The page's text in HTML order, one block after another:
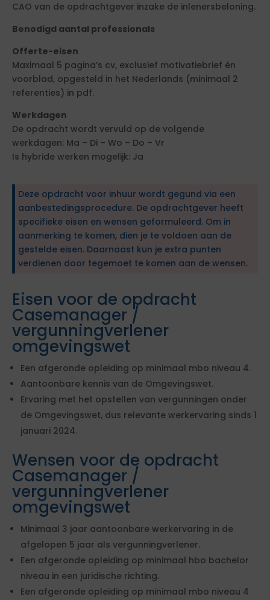
CAO van de opdrachtgever inzake de inlenersbeloning.
Benodigd aantal professionals
Offerte-eisen
Maximaal 5 pagina’s cv, exclusief motivatiebrief én
voorblad, opgesteld in het Nederlands (minimaal 2
referenties) in pdf.
Werkdagen
De opdracht wordt vervuld op de volgende
werkdagen: Ma – Di – Wo – Do – Vr
Is hybride werken mogelijk: Ja
Deze opdracht voor inhuur wordt gegund via een
aanbestedingsprocedure. De opdrachtgever heeft
specifieke eisen en wensen geformuleerd. Om in
aanmerking te komen, dien je te voldoen aan de
gestelde eisen. Daarnaast kun je extra punten
verdienen door tegemoet te komen aan de wensen.
Eisen voor de opdracht
Casemanager /
vergunningverlener
omgevingswet
Een afgeronde opleiding op minimaal mbo niveau 4.
Aantoonbare kennis van de Omgevingswet.
Ervaring met het opstellen van vergunningen onder
de Omgevingswet, dus relevante werkervaring sinds 1
januari 2024.
Wensen voor de opdracht
Casemanager /
vergunningverlener
omgevingswet
Minimaal 3 jaar aantoonbare werkervaring in de
afgelopen 5 jaar als vergunningverlener.
Een afgeronde opleiding op minimaal hbo bachelor
niveau in een juridische richting.
Een afgeronde opleiding op minimaal mbo niveau 4